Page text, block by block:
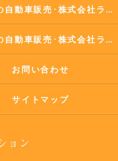
町田市の自動車販売･株式会社ラポールコーポレーションの口コミ情報
町田市の自動車販売･株式会社ラポールコーポレーションのお客様の声
お問い合わせ
サイトマップ